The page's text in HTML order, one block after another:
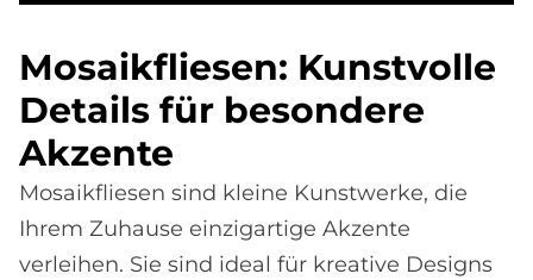
Mo­sa­ik­flie­sen: Kunst­vol­le
De­tails für be­son­de­re
Ak­zen­te
Mosaikfliesen sind kleine Kunstwerke, die
Ihrem Zuhause einzigartige Akzente
verleihen. Sie sind ideal für kreative Designs